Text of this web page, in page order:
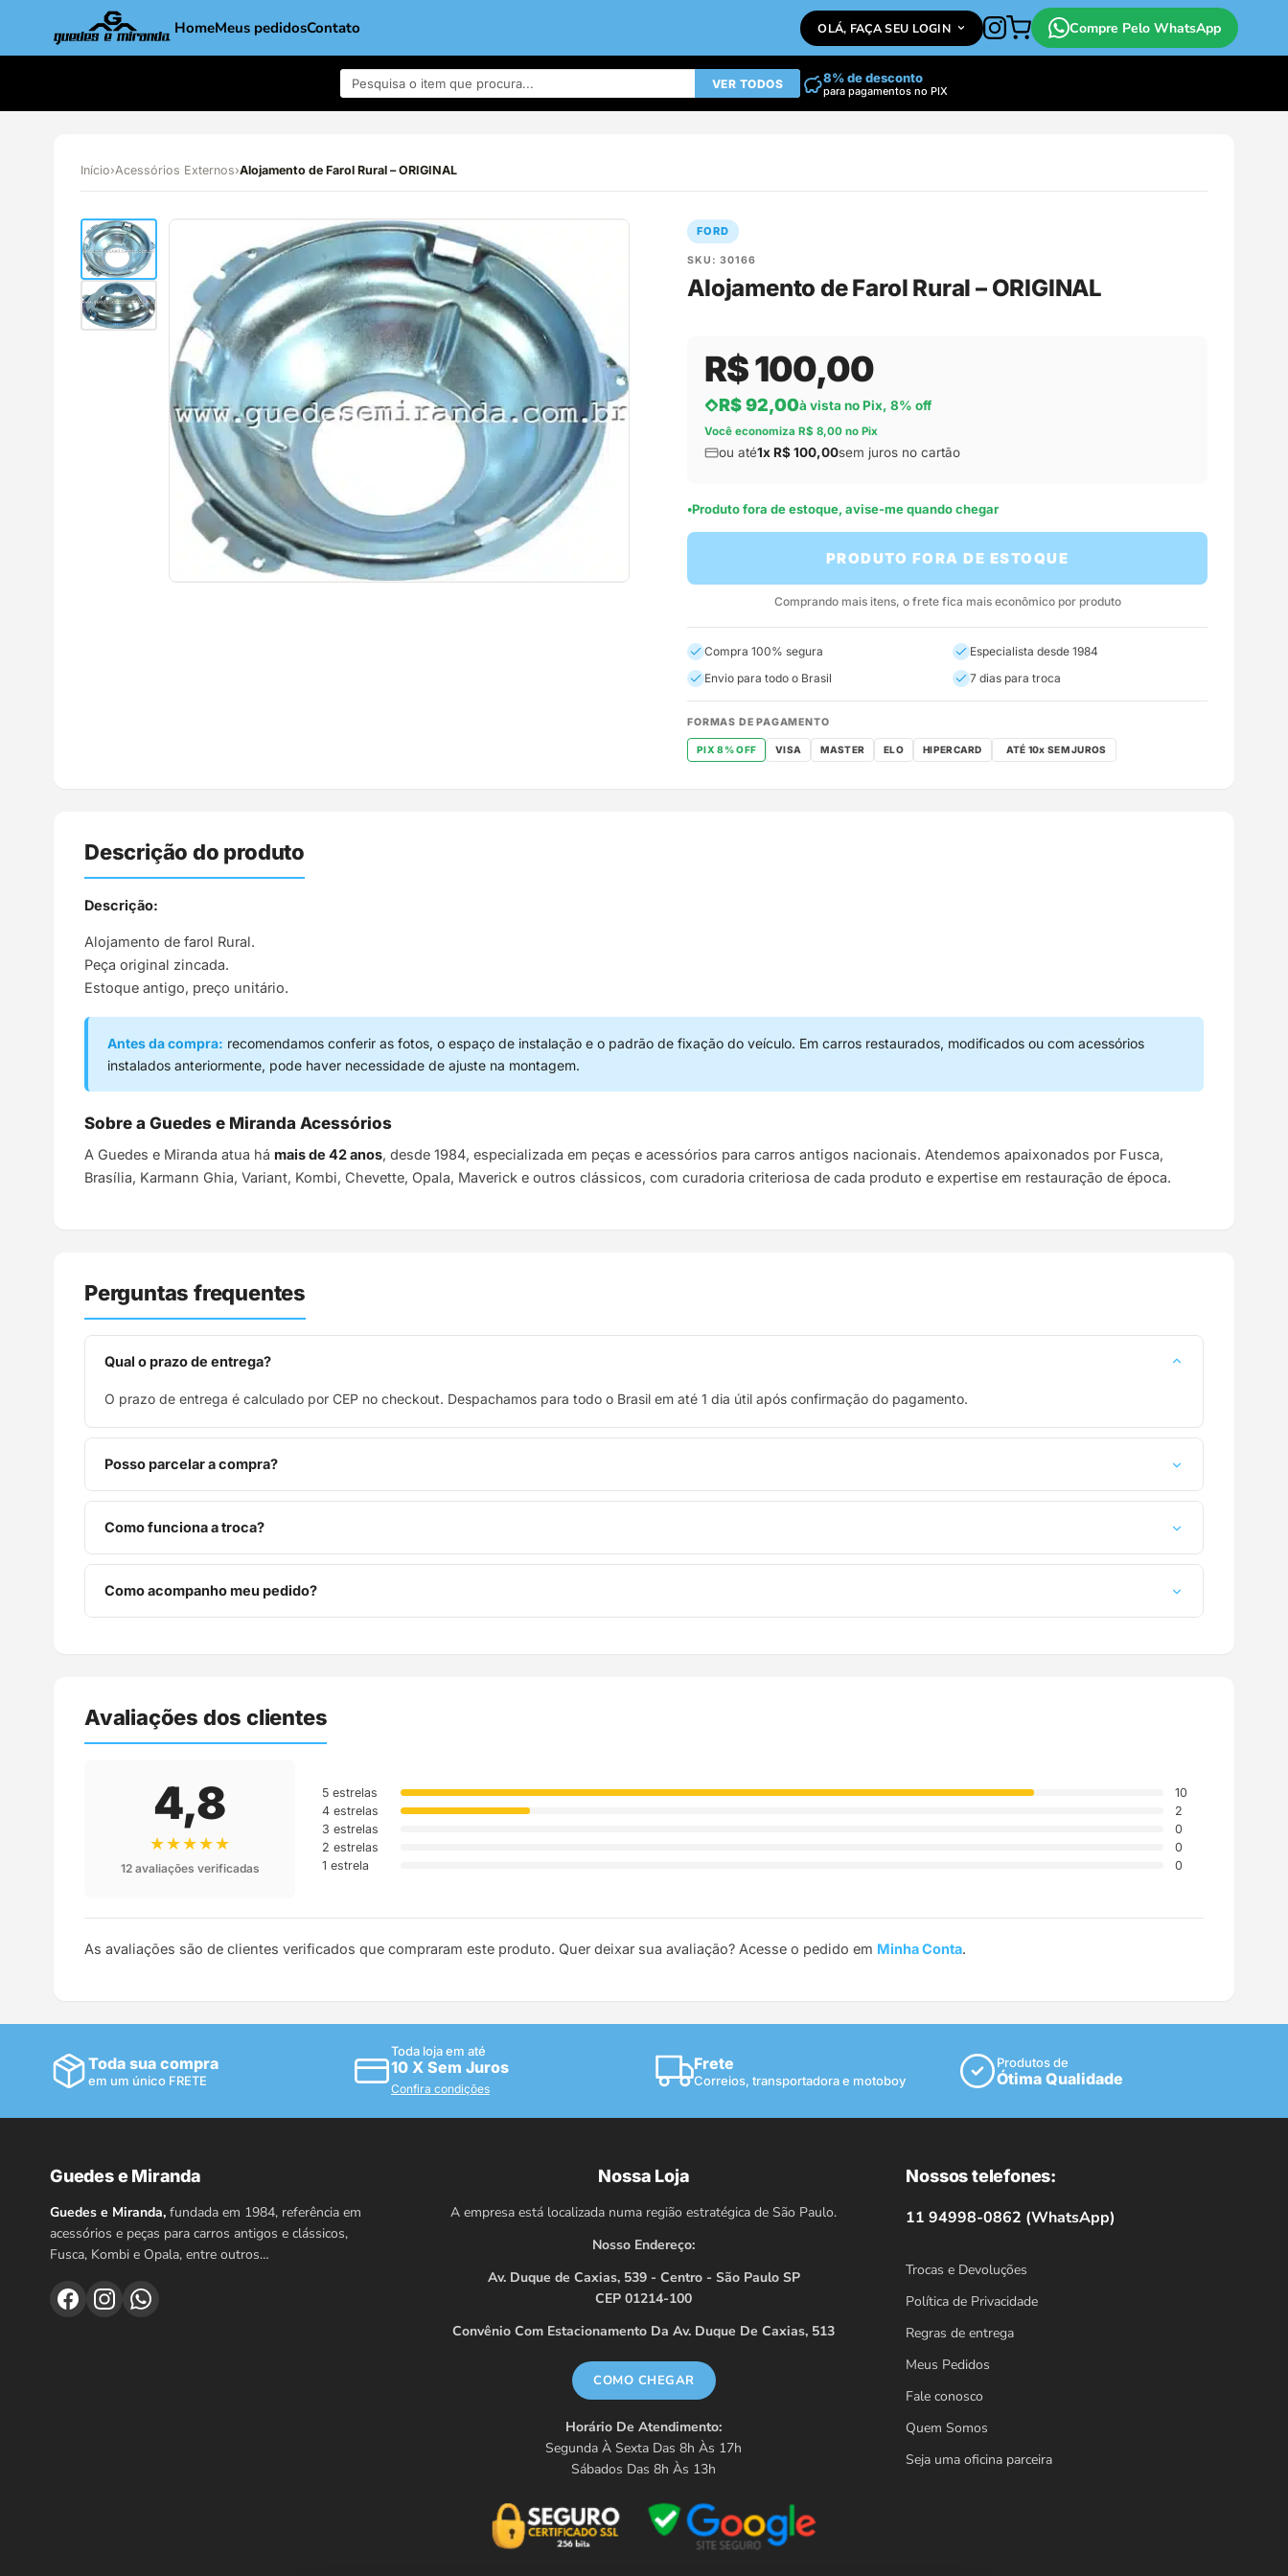
HomeMeus pedidosContato OLÁ, FAÇA SEU LOGIN Compre Pelo WhatsApp
VER TODOS 8% de desconto
para pagamentos no PIX
Início›Acessórios Externos›Alojamento de Farol Rural – ORIGINAL
FORD
SKU: 30166
Alojamento de Farol Rural – ORIGINAL
R$ 100,00
R$ 92,00à vista no Pix, 8% off
Você economiza R$ 8,00 no Pix
ou até1x R$ 100,00sem juros no cartão
Produto fora de estoque, avise-me quando chegar
PRODUTO FORA DE ESTOQUE
Comprando mais itens, o frete fica mais econômico por produto
Compra 100% segura
Especialista desde 1984
Envio para todo o Brasil
7 dias para troca
FORMAS DE PAGAMENTO
PIX 8% OFF VISA MASTER ELO HIPERCARD
Descrição do produto
Descrição:
Alojamento de farol Rural.
Peça original zincada.
Estoque antigo, preço unitário.
Antes da compra: recomendamos conferir as fotos, o espaço de instalação e o padrão de fixação do veículo. Em carros restaurados, modificados ou com acessórios
instalados anteriormente, pode haver necessidade de ajuste na montagem.
Sobre a Guedes e Miranda Acessórios
A Guedes e Miranda atua há mais de 42 anos, desde 1984, especializada em peças e acessórios para carros antigos nacionais. Atendemos apaixonados por Fusca,
Brasília, Karmann Ghia, Variant, Kombi, Chevette, Opala, Maverick e outros clássicos, com curadoria criteriosa de cada produto e expertise em restauração de época.
Perguntas frequentes
Qual o prazo de entrega?
O prazo de entrega é calculado por CEP no checkout. Despachamos para todo o Brasil em até 1 dia útil após confirmação do pagamento.
Posso parcelar a compra?
Sim, parcelamos em até 10x sem juros no cartão de crédito, ou pague à vista no Pix com 8% de desconto.
Como funciona a troca?
Você tem 7 dias após o recebimento para solicitar troca. Basta entrar em contato pelo WhatsApp ou e-mail.
Como acompanho meu pedido?
Avaliações dos clientes
4,8
★★★★★
12 avaliações verificadas
5 estrelas
10
4 estrelas
2
3 estrelas
0
2 estrelas
0
1 estrela
0
As avaliações são de clientes verificados que compraram este produto. Quer deixar sua avaliação? Acesse o pedido em Minha Conta.
Toda sua compra
em um único FRETE
Toda loja em até
10 X Sem Juros
Confira condições
Frete
Correios, transportadora e motoboy
Produtos de
Ótima Qualidade
Guedes e Miranda
Guedes e Miranda, fundada em 1984, referência em
acessórios e peças para carros antigos e clássicos,
Fusca, Kombi e Opala, entre outros…
Nossa Loja
A empresa está localizada numa região estratégica de São Paulo.
Nosso Endereço:
Av. Duque de Caxias, 539 - Centro - São Paulo SP
CEP 01214-100
Convênio Com Estacionamento Da Av. Duque De Caxias, 513
COMO CHEGAR
Horário De Atendimento:
Segunda À Sexta Das 8h Às 17h
Sábados Das 8h Às 13h
Nossos telefones:
11 94998-0862 (WhatsApp)
Trocas e Devoluções
Política de Privacidade
Regras de entrega
Meus Pedidos
Fale conosco
Quem Somos
Seja uma oficina parceira